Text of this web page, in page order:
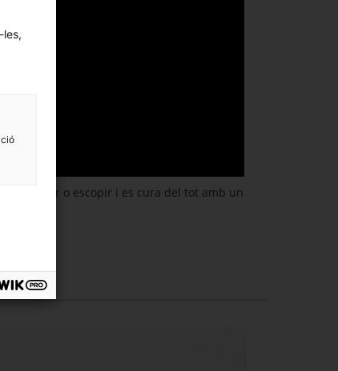
o escopir i es cura del tot amb un